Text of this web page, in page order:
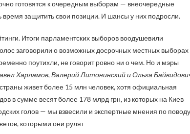
время защитить свои позиции. И шансы у них подросли.
Итоги парламентских выборов воодушевили
заговорили о возможных досрочных местных выборах
поутихли, не говорит ровно ни о чем. Но и мэры
Харламов, Валерий Литонинский и Ольга
живет более 15 млн человек, хотя официальная
в сумме весят более 178 млрд грн, из которых на Киев
голов — мы взвесили и экспертные мнения по поводу
которыми они рулят